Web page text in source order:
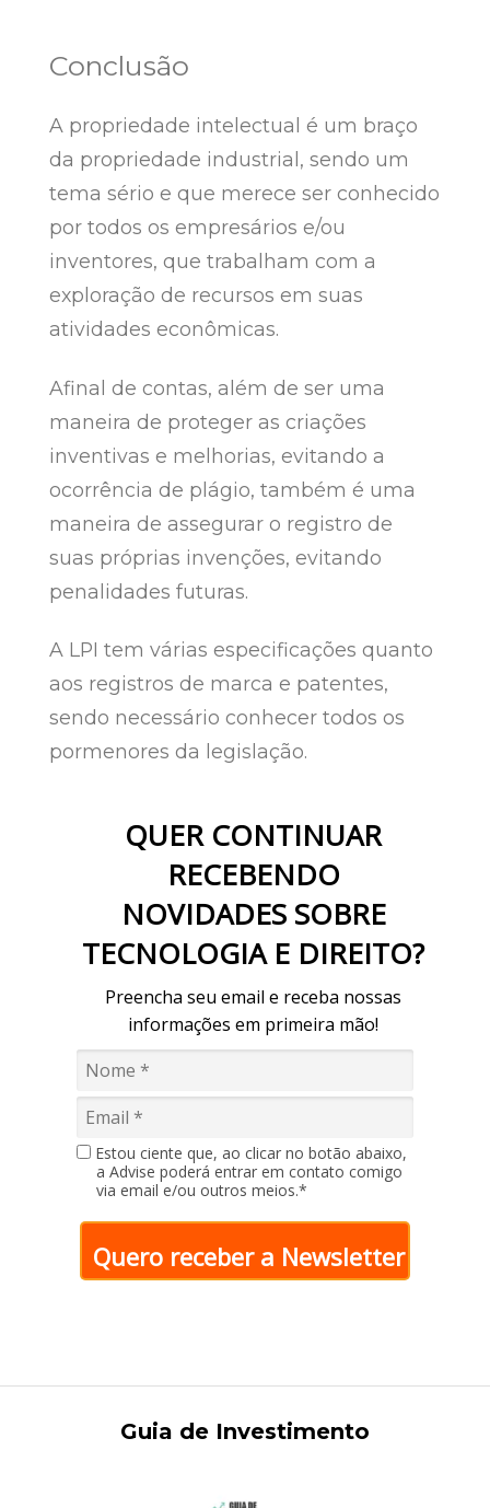
Conclusão
A propriedade intelectual é um braço
da propriedade industrial, sendo um
tema sério e que merece ser conhecido
por todos os empresários e/ou
inventores, que trabalham com a
exploração de recursos em suas
atividades econômicas.
Afinal de contas, além de ser uma
maneira de proteger as criações
inventivas e melhorias, evitando a
ocorrência de plágio, também é uma
maneira de assegurar o registro de
suas próprias invenções, evitando
penalidades futuras.
A LPI tem várias especificações quanto
aos registros de marca e patentes,
sendo necessário conhecer todos os
pormenores da legislação.
QUER CONTINUAR
RECEBENDO
NOVIDADES SOBRE
TECNOLOGIA E DIREITO?
Preencha seu email e receba nossas
informações em primeira mão!
Estou ciente que, ao clicar no botão abaixo,
a Advise poderá entrar em contato comigo
via email e/ou outros meios.*
Quero receber a Newsletter
Guia de Investimento